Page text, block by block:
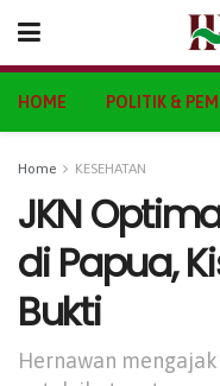
HOME POLITIK &
Home KESEHATAN
JKN
di Papua,
Bukti
Hernawan